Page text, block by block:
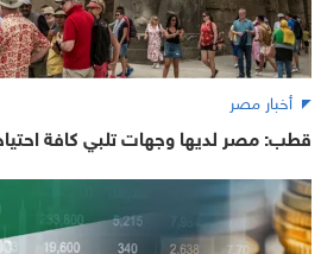
أخبار مصر
قطب: مصر لديها وجهات تلبي كافة